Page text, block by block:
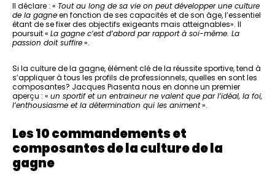
Il déclare : « Tout au long de sa vie on peut développer une culture
de la gagneen fonction de ses capacités et de son âge, l’essentiel
étant de se fixer des objectifs exigeants mais atteignables». Il
poursuit « La gagne c’est d’abord par rapport à soi-même. La
passion doit suffire».
Si la culture de la gagne, élément clé de la réussite sportive, tend à
s’appliquer à tous les profils de professionnels, quelles en sont les
composantes? Jacques Piasenta nous en donne un premier
aperçu : « un sportif et un entraineur ne valent que par l’idéal, la foi,
l’enthousiasme et la détermination qui les animent».
Les 10 commandements et
composantes de la culture de la
gagne